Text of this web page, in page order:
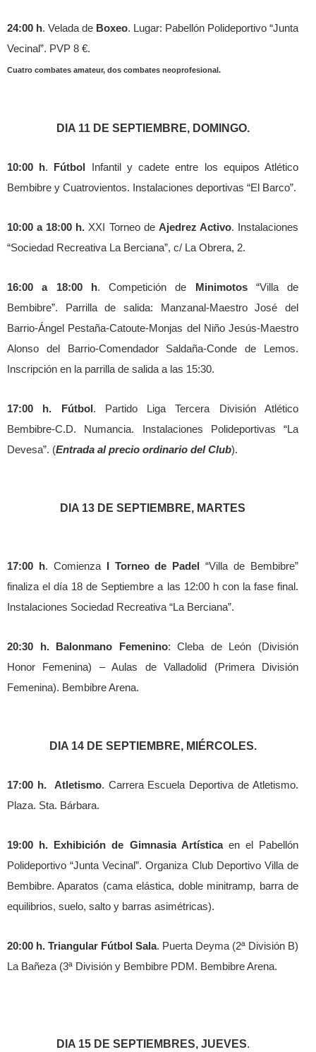
24:00 h. Velada de Boxeo. Lugar: Pabellón Polideportivo “Junta
Vecinal”. PVP 8 €.
Cuatro combates amateur, dos combates neoprofesional.
DIA 11 DE SEPTIEMBRE, DOMINGO.
10:00 h. Fútbol
Infantil y cadete entre los equipos Atlético
Bembibre y Cuatrovientos. Instalaciones deportivas “El Barco”.
10:00 a 18:00 h. XXI Torneo de Ajedrez Activo. Instalaciones
“Sociedad Recreativa La Berciana”, c/ La Obrera, 2.
16:00 a 18:00 h. Competición de Minimotos“Villa de
Bembibre”. Parrilla de salida: Manzanal-Maestro José del
Barrio-Ángel Pestaña-Catoute-Monjas del Niño Jesús-Maestro
Alonso del Barrio-Comendador Saldaña-Conde de Lemos.
Inscripción en la parrilla de salida a las 15:30.
17:00 h. Fútbol . Partido Liga Tercera División Atlético
Bembibre-C.D. Numancia. Instalaciones Polideportivas “La
Devesa”. (Entrada al precio ordinario del Club).
DIA 13 DE SEPTIEMBRE, MARTES
17:00 h. Comienza I Torneo de Padel
“Villa de Bembibre”
finaliza el día 18 de Septiembre a las 12:00 h con la fase final.
Instalaciones Sociedad Recreativa “La Berciana”.
20:30 h. Balonmano Femenino: Cleba de León (División
Honor Femenina) – Aulas de Valladolid (Primera División
Femenina). Bembibre Arena.
DIA 14 DE SEPTIEMBRE, MIÉRCOLES.
17:00 h. Atletismo. Carrera Escuela Deportiva de Atletismo.
Plaza. Sta. Bárbara.
19:00 h. Exhibición de Gimnasia Artísticaen el Pabellón
Polideportivo “Junta Vecinal”. Organiza Club Deportivo Villa de
Bembibre. Aparatos (cama elástica, doble minitramp, barra de
equilibrios, suelo, salto y barras asimétricas).
20:00 h. Triangular Fútbol Sala. Puerta Deyma (2ª División B)
La Bañeza (3ª División y Bembibre PDM. Bembibre Arena.
DIA 15 DE SEPTIEMBRES, JUEVES.